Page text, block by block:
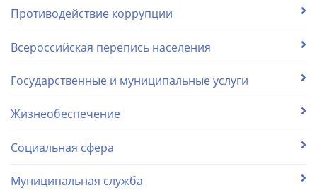
Противодействие коррупции
Всероссийская перепись населения
Государственные и муниципальные услуги
Жизнеобеспечение
Социальная сфера
Муниципальная служба